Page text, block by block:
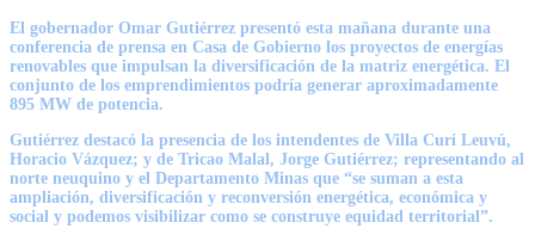
El gobernador Omar Gutiérrez presentó esta mañana durante una
conferencia de prensa en Casa de Gobierno los proyectos de energías
renovables que impulsan la diversificación de la matriz energética. El
conjunto de los emprendimientos podría generar aproximadamente
895 MW de potencia.
Gutiérrez destacó la presencia de los intendentes de Villa Curí Leuvú,
Horacio Vázquez; y de Tricao Malal, Jorge Gutiérrez; representando al
norte neuquino y el Departamento Minas que “se suman a esta
ampliación, diversificación y reconversión energética, económica y
social y podemos visibilizar como se construye equidad territorial”.